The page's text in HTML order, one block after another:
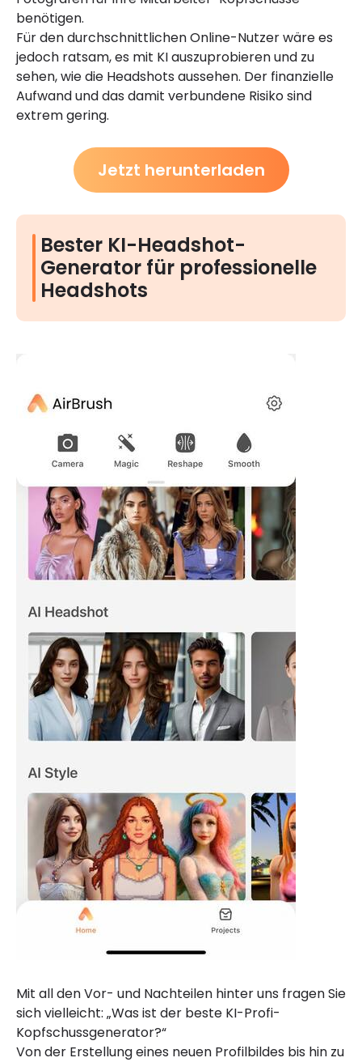
benötigen.
Für den durchschnittlichen Online-Nutzer wäre es
jedoch ratsam, es mit KI auszuprobieren und zu
sehen, wie die Headshots aussehen. Der finanzielle
Aufwand und das damit verbundene Risiko sind
extrem gering.
Jetzt herunterladen
Bester KI-Headshot-
Generator für professionelle
Headshots
Mit all den Vor- und Nachteilen hinter uns fragen Sie
sich vielleicht: „Was ist der beste KI-Profi-
Kopfschussgenerator?“
Von der Erstellung eines neuen Profilbildes bis hin zu